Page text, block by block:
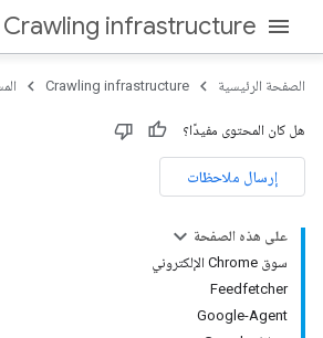
Crawling infrastructure
الصفحة الرئيسية Crawling infrastructure
هل كان المحتوى مفيدًا؟
إرسال ملاحظات
على هذه الصفحة
سوق Chrome الإلكتروني
Feedfetcher
Google-Agent